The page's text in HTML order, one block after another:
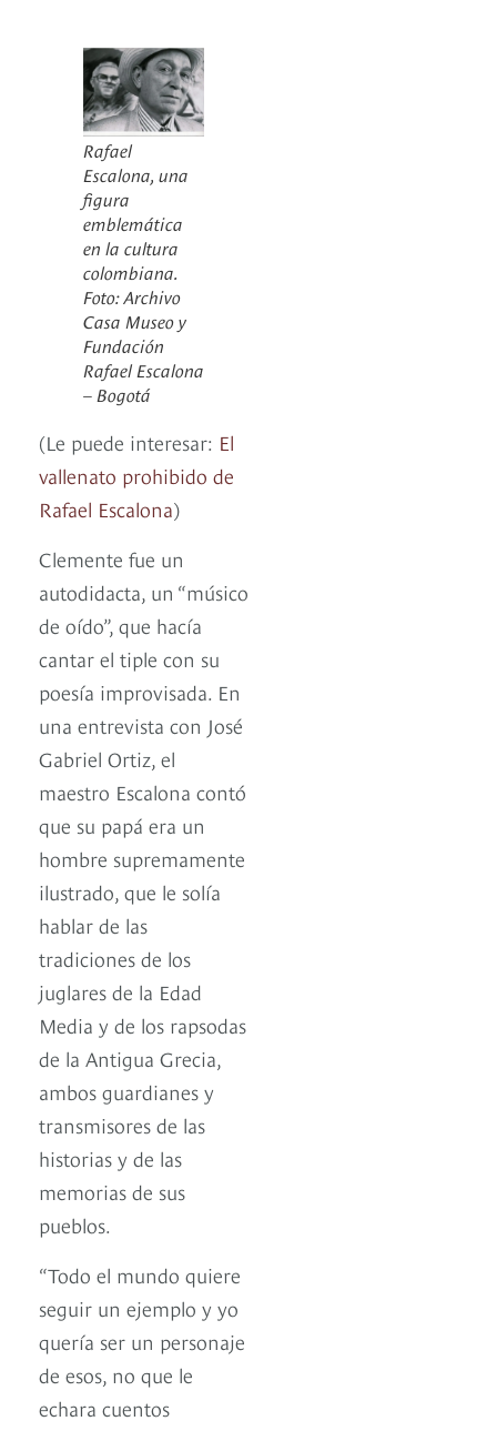
Rafael
Escalona, una
figura
emblemática
en la cultura
colombiana.
Foto: Archivo
Casa Museo y
Fundación
Rafael Escalona
– Bogotá
(Le puede interesar: El
vallenato prohibido de
Rafael Escalona)
Clemente fue un
autodidacta, un “músico
de oído”, que hacía
cantar el tiple con su
poesía improvisada. En
una entrevista con José
Gabriel Ortiz, el
maestro Escalona contó
que su papá era un
hombre supremamente
ilustrado, que le solía
hablar de las
tradiciones de los
juglares de la Edad
Media y de los rapsodas
de la Antigua Grecia,
ambos guardianes y
transmisores de las
historias y de las
memorias de sus
pueblos.
“Todo el mundo quiere
seguir un ejemplo y yo
quería ser un personaje
de esos, no que le
echara cuentos